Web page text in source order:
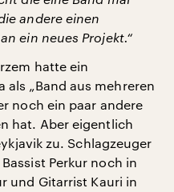
andere einen
ein neues Projekt.“
hatte ein
als „Band aus mehreren
noch ein paar andere
hat. Aber eigentlich
zu. Schlagzeuger
Perkur noch in
und Gitarrist Kauri in